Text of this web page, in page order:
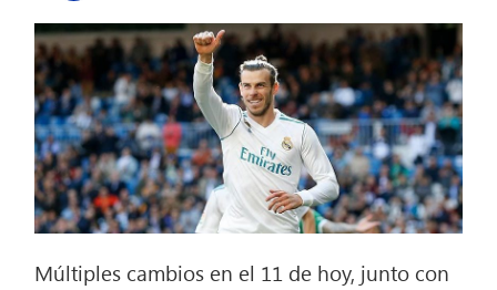
Múltiples cambios en el 11 de hoy, junto con